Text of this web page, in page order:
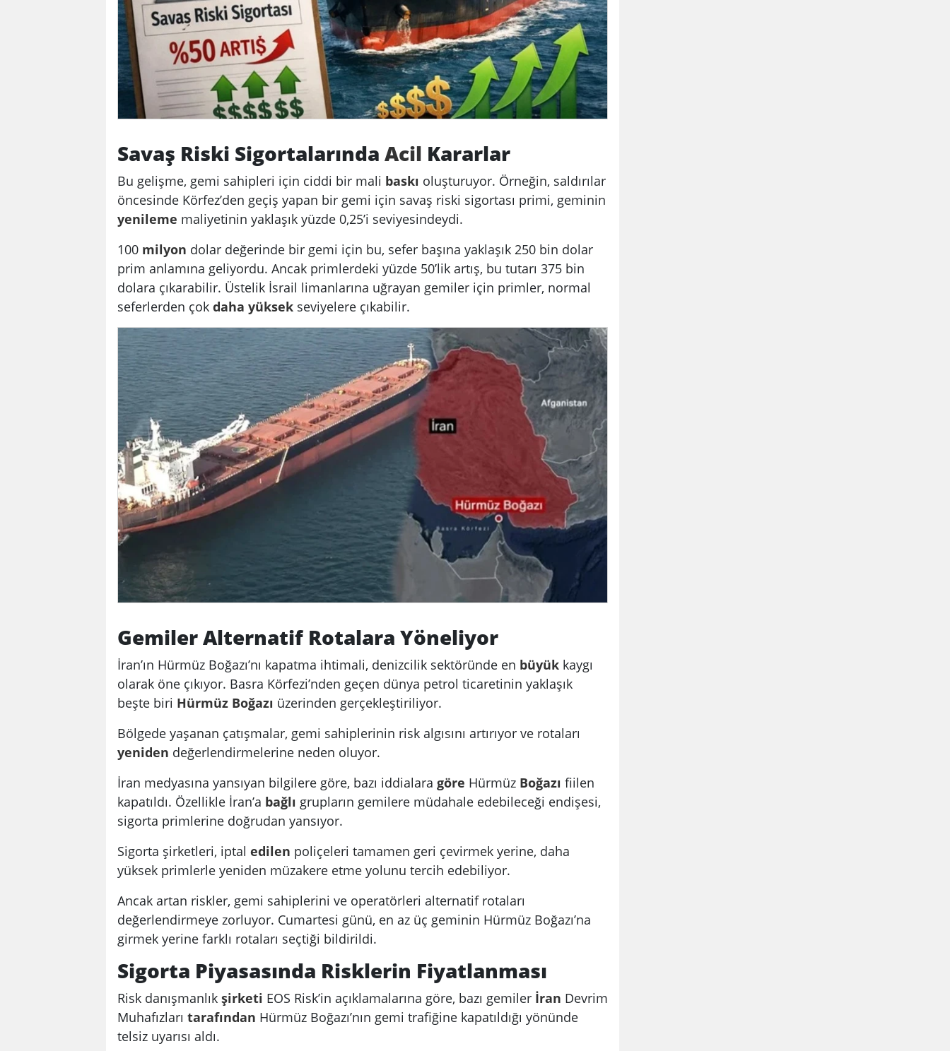
Savaş Riski Sigortalarında Acil Kararlar
Bu gelişme, gemi sahipleri için ciddi bir mali baskı oluşturuyor. Örneğin, saldırılar
öncesinde Körfez’den geçiş yapan bir gemi için savaş riski sigortası primi, geminin
yenileme maliyetinin yaklaşık yüzde 0,25’i seviyesindeydi.
100 milyon dolar değerinde bir gemi için bu, sefer başına yaklaşık 250 bin dolar
prim anlamına geliyordu. Ancak primlerdeki yüzde 50’lik artış, bu tutarı 375 bin
dolara çıkarabilir. Üstelik İsrail limanlarına uğrayan gemiler için primler, normal
seferlerden çok daha yüksek seviyelere çıkabilir.
Gemiler Alternatif Rotalara Yöneliyor
İran’ın Hürmüz Boğazı’nı kapatma ihtimali, denizcilik sektöründe en büyük kaygı
olarak öne çıkıyor. Basra Körfezi’nden geçen dünya petrol ticaretinin yaklaşık
beşte biri Hürmüz Boğazı üzerinden gerçekleştiriliyor.
Bölgede yaşanan çatışmalar, gemi sahiplerinin risk algısını artırıyor ve rotaları
yeniden değerlendirmelerine neden oluyor.
İran medyasına yansıyan bilgilere göre, bazı iddialara göre Hürmüz Boğazı fiilen
kapatıldı. Özellikle İran’a bağlı grupların gemilere müdahale edebileceği endişesi,
sigorta primlerine doğrudan yansıyor.
Sigorta şirketleri, iptal edilen poliçeleri tamamen geri çevirmek yerine, daha
yüksek primlerle yeniden müzakere etme yolunu tercih edebiliyor.
Ancak artan riskler, gemi sahiplerini ve operatörleri alternatif rotaları
değerlendirmeye zorluyor. Cumartesi günü, en az üç geminin Hürmüz Boğazı’na
girmek yerine farklı rotaları seçtiği bildirildi.
Sigorta Piyasasında Risklerin Fiyatlanması
Risk danışmanlık şirketi EOS Risk’in açıklamalarına göre, bazı gemiler İran Devrim
Muhafızları tarafından Hürmüz Boğazı’nın gemi trafiğine kapatıldığı yönünde
telsiz uyarısı aldı.